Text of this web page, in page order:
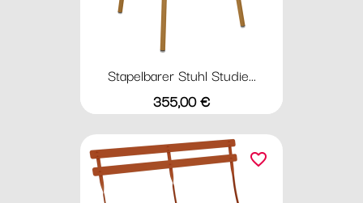
Stapelbarer Stuhl Studie...
Preis
355,00 €
favorite_border